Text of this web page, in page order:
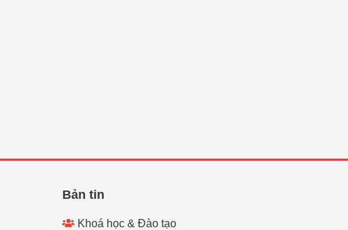
Bản tin
Khoá học & Đào tạo